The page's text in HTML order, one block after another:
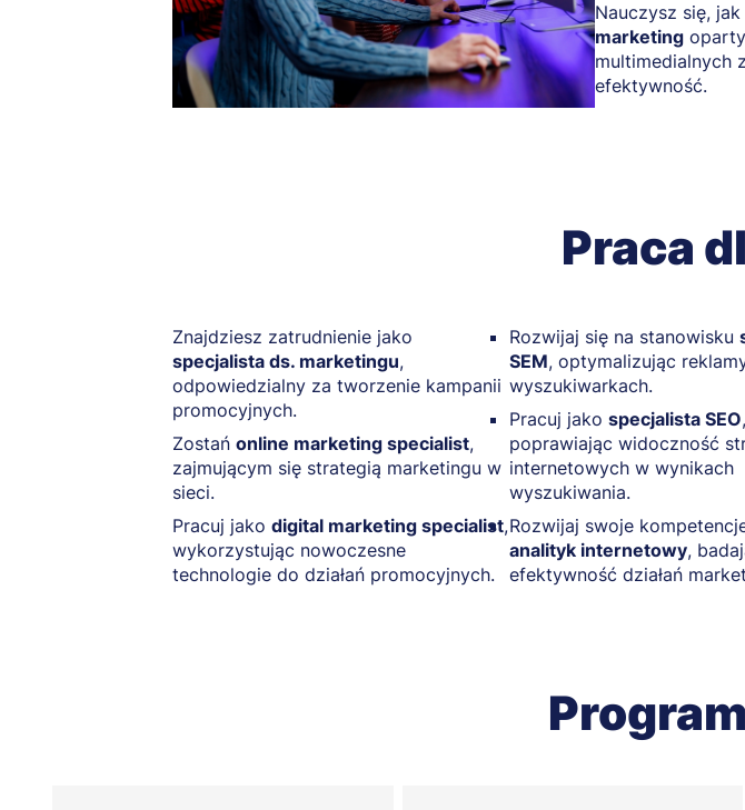
Nauczysz się,
marketing
multimedialnych
efektywność.
Praca
Znajdziesz zatrudnienie jako
specjalista ds. marketingu,
odpowiedzialny za tworzenie kampanii
promocyjnych.
Zostań online marketing specialist,
zajmującym się strategią marketingu w
sieci.
Pracuj jako digital marketing specialist,
wykorzystując nowoczesne
technologie do działań promocyjnych.
Rozwijaj się na stanowisku
SEM, optymalizując
wyszukiwarkach.
Pracuj jako specjalista SEO,
poprawiając widoczność
internetowych w wynikach
wyszukiwania.
Rozwijaj swoje
analityk internetowy,
efektywność działań